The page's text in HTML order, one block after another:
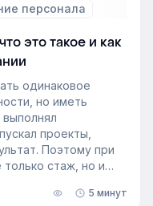
персонала
это такое и как
одинаковое
но иметь
проекты,
Поэтому при
стаж, но и
опыт работы
5 минут